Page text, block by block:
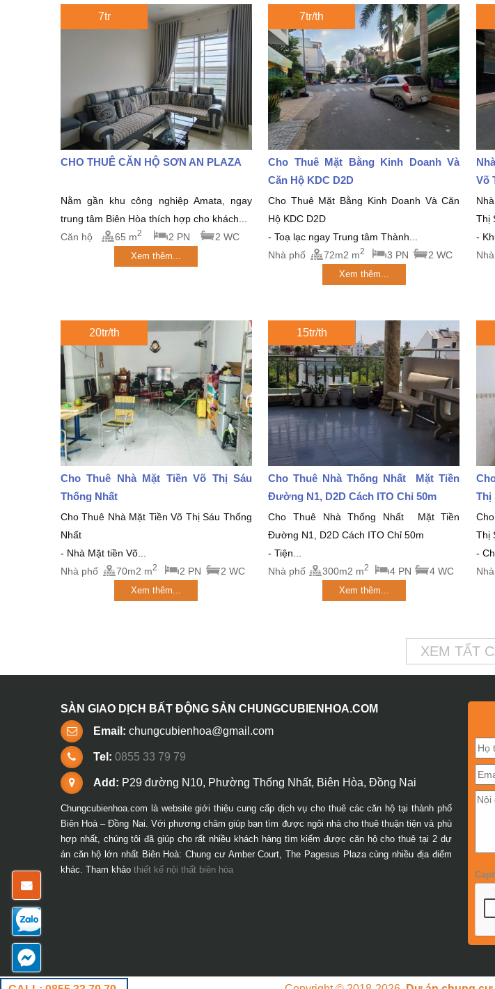
7tr
CHO THUÊ CĂN HỘ SƠN AN PLAZA
Nằm gần khu công nghiệp Amata, ngay
trung tâm Biên Hòa thích hợp cho khách...
Căn hộ
65 m2 2 PN 2 WC
Xem thêm...
7tr/th
Cho Thuê Mặt Bằng Kinh Doanh Và
Căn Hộ KDC D2D
Cho Thuê Mặt Bằng Kinh Doanh Và Căn
Hộ KDC D2D
- Toạ lạc ngay Trung tâm Thành...
Nhà phố
72m2 m2 3 PN 2 WC
Xem thêm...
Võ
Thị
-
20tr/th
Cho Thuê Nhà Mặt Tiền Võ Thị Sáu
Thống Nhất
Cho Thuê Nhà Mặt Tiền Võ Thị Sáu Thống
Nhất
- Nhà Mặt tiền Võ...
Nhà phố
70m2 m2 2 PN 2 WC
Xem thêm...
15tr/th
Cho Thuê Nhà Thống Nhất Mặt Tiền
Đường N1, D2D Cách ITO Chỉ 50m
Cho Thuê Nhà Thống Nhất Mặt Tiền
Đường N1, D2D Cách ITO Chỉ 50m
- Tiện...
Nhà phố
300m2 m2 4 PN 4 WC
Xem thêm...
Thị
Thị
-
XEM TẤT
SÀN GIAO DỊCH BẤT ĐỘNG SẢN CHUNGCUBIENHOA.COM
Email: chungcubienhoa@gmail.com
Tel: 0855 33 79 79
Add: P29 đường N10, Phường Thống Nhất, Biên Hòa, Đồng Nai
Chungcubienhoa.com là website giới thiệu cung cấp dịch vụ cho thuê các căn hộ tại thành phố
Biên Hoà – Đồng Nai. Với phương châm giúp bạn tìm được ngôi nhà cho thuê thuận tiện và phù
hợp nhất, chúng tôi đã giúp cho rất nhiều khách hàng tìm kiếm được căn hộ cho thuê tại 2 dự
án căn hộ lớn nhất Biên Hoà: Chung cư Amber Court, The Pagesus Plaza cùng nhiều địa điểm
khác. Tham khảo thiết kế nội thất biên hòa